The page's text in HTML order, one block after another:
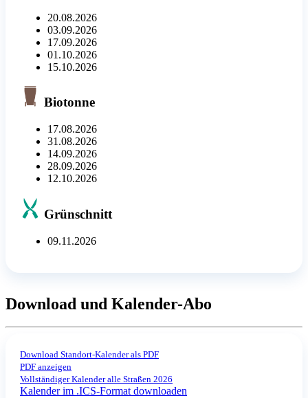
20.08.2026
03.09.2026
17.09.2026
01.10.2026
15.10.2026
Biotonne
17.08.2026
31.08.2026
14.09.2026
28.09.2026
12.10.2026
Grünschnitt
09.11.2026
Download und Kalender-Abo
Download Standort-Kalender als PDF
PDF anzeigen
Vollständiger Kalender alle Straßen 2026
Kalender im .ICS-Format downloaden